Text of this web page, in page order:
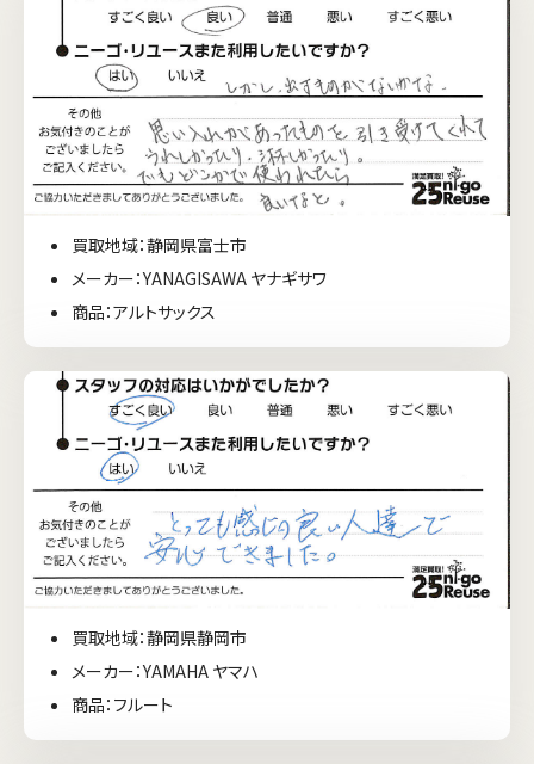
買取地域：静岡県富士市
メーカー：YANAGISAWA ヤナギサワ
商品：アルトサックス
買取地域：静岡県静岡市
メーカー：YAMAHA ヤマハ
商品：フルート